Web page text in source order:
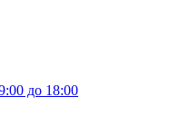
до 18:00